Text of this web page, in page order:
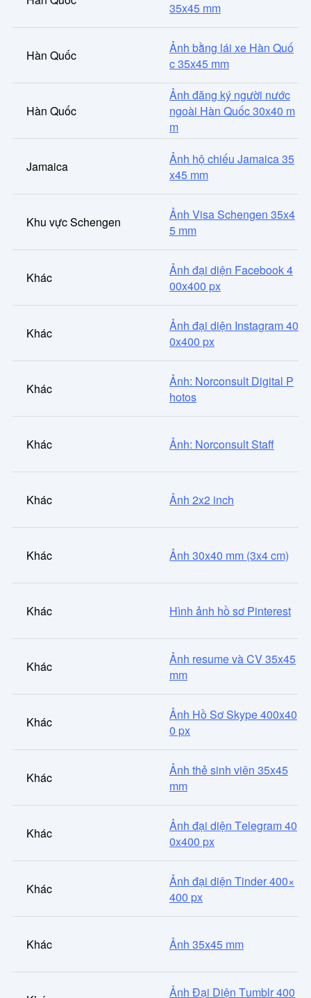
35x45 mm
Hàn Quốc
Ảnh bằng lái xe Hàn Quố
c 35x45 mm
Hàn Quốc
Ảnh đăng ký người nước
ngoài Hàn Quốc 30x40 m
m
Jamaica
Ảnh hộ chiếu Jamaica 35
x45 mm
Khu vực Schengen
Ảnh Visa Schengen 35x4
5 mm
Khác
Ảnh đại diện Facebook 4
00x400 px
Khác
Ảnh đại diện Instagram 40
0x400 px
Khác
Ảnh: Norconsult Digital P
hotos
Khác Ảnh: Norconsult Staff
Khác Ảnh 2x2 inch
Khác Ảnh 30x40 mm (3x4 cm)
Khác Hình ảnh hồ sơ Pinterest
Khác
Ảnh resume và CV 35x45
mm
Khác
Ảnh Hồ Sơ Skype 400x40
0 px
Khác
Ảnh thẻ sinh viên 35x45
mm
Khác
Ảnh đại diện Telegram 40
0x400 px
Khác
Ảnh đại diện Tinder 400×
400 px
Khác Ảnh 35x45 mm
Ảnh Đại Diện Tumblr 400